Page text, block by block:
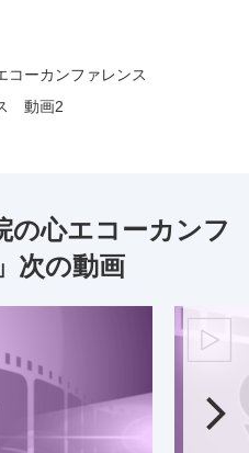
コーカンファレンス
動画2
の心エコーカンフ
次の動画